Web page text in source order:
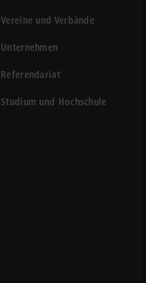
Vereine und Verbände
Unternehmen
Referendariat
Studium und Hochschule